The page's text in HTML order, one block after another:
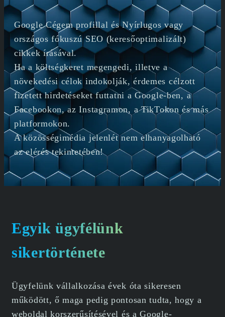
Google Cégem profillal és Nyírlugos vagy
országos fókuszú SEO (keresőoptimalizált)
cikkek írásával.
Ha a költségkeret megengedi, illetve a
növekedési célok indokolják, érdemes célzott
fizetett hirdetéseket futtatni a Google-ben, a
Facebookon, az Instagramon, a TikTokon és más
platformokon.
A közösségimédia jelenlét nem elhanyagolható
az elérés tekintetében!
Egyik ügyfélünk
sikertörténete
Ügyfelünk vállalkozása évek óta sikeresen
működött, ő maga pedig pontosan tudta, hogy a
weboldal korszerűsítésével és a Google-